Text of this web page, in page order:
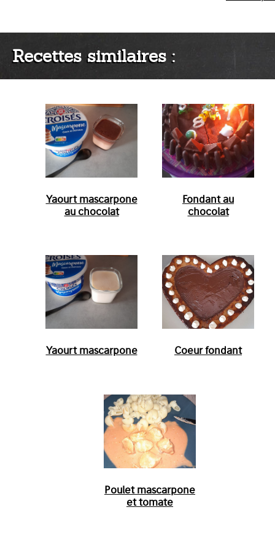
Recettes similaires :
Yaourt mascarpone
au chocolat
Fondant au
chocolat
Yaourt mascarpone Coeur fondant
Poulet mascarpone
et tomate